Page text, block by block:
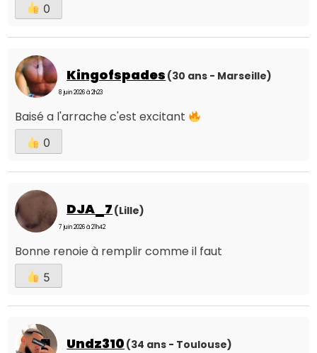
0
Kingofspades (30 ans - Marseille)
8 juin 2026 à 2h23
Baisé a l'arrache c'est excitant
0
DJA_7 (Lille)
7 juin 2026 à 21h42
Bonne renoie à remplir comme il faut
5
Undz310 (34 ans - Toulouse)